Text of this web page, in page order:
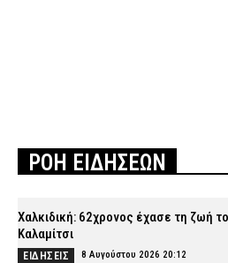
ΡΟΗ ΕΙΔΗΣΕΩΝ
Χαλκιδική: 62χρονος έχασε τη ζωή
Καλαμίτσι
ΕΙΔΗΣΕΙΣ 8 Αυγούστου 2026 20:12